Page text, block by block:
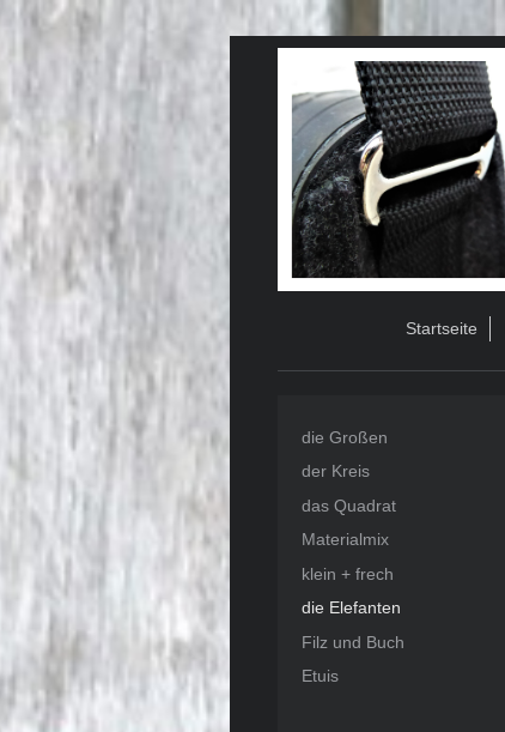
Startseite
die Großen
der Kreis
das Quadrat
Materialmix
klein + frech
die Elefanten
Filz und Buch
Etuis